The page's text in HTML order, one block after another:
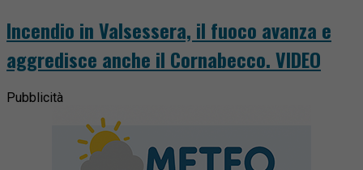
Incendio in Valsessera, il fuoco avanza e
aggredisce anche il Cornabecco. VIDEO
Pubblicità